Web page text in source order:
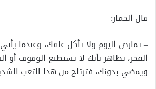
قال الحمار:
– تمارض اليوم ولا تأكل علفك، وعندما
الفجر، تظاهر بأنك لا تستطيع الوقوف أو
ويمضي بدونك، فترتاح من هذا التعب